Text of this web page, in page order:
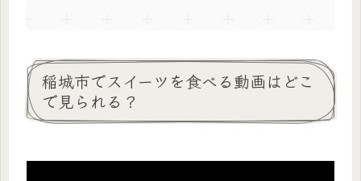
稲城市でスイーツを食べる動画はどこ
で見られる？